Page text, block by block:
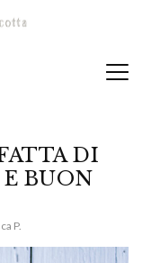
DI
E BUON
P.